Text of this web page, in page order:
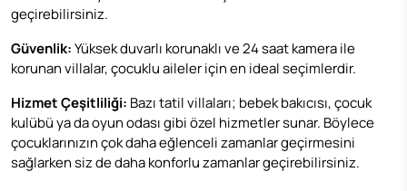
geçirebilirsiniz.
Güvenlik:Yüksek duvarlı korunaklı ve 24 saat kamera ile
korunan villalar, çocuklu aileler için en ideal seçimlerdir.
Hizmet Çeşitliliği: Bazı tatil villaları; bebek bakıcısı, çocuk
kulübü ya da oyun odası gibi özel hizmetler sunar. Böylece
çocuklarınızın çok daha eğlenceli zamanlar geçirmesini
sağlarken siz de daha konforlu zamanlar geçirebilirsiniz.